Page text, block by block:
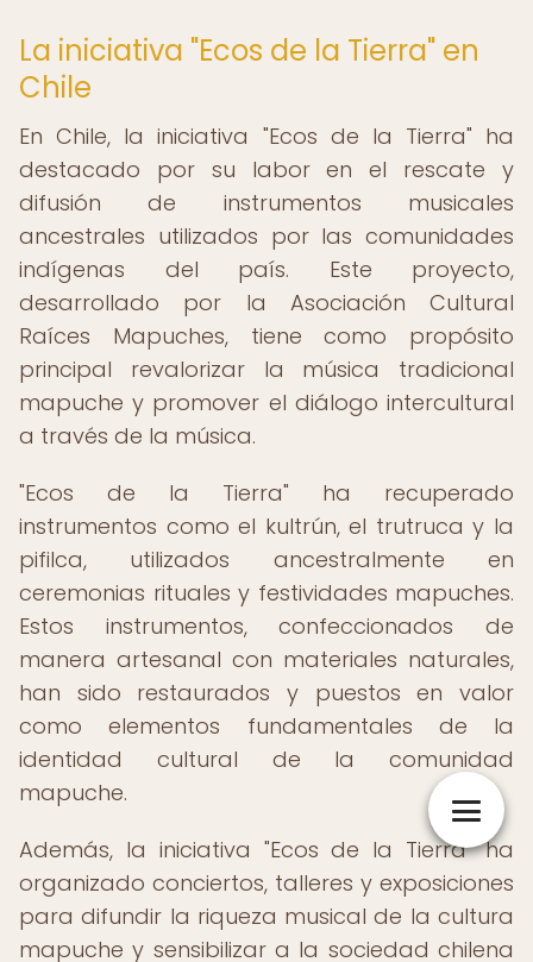
La iniciativa "Ecos de la Tierra" en
Chile
En Chile, la iniciativa "Ecos de la Tierra" ha
destacado por su labor en el rescate y
difusión de instrumentos musicales
ancestrales utilizados por las comunidades
indígenas del país. Este proyecto,
desarrollado por la Asociación Cultural
Raíces Mapuches, tiene como propósito
principal revalorizar la música tradicional
mapuche y promover el diálogo intercultural
a través de la música.
"Ecos de la Tierra" ha recuperado
instrumentos como el kultrún, el trutruca y la
pifilca, utilizados ancestralmente en
ceremonias rituales y festividades mapuches.
Estos instrumentos, confeccionados de
manera artesanal con materiales naturales,
han sido restaurados y puestos en valor
como elementos fundamentales de la
identidad cultural de la comunidad
mapuche.
Además, la iniciativa "Ecos de la Tierra" ha
organizado conciertos, talleres y exposiciones
para difundir la riqueza musical de la cultura
mapuche y sensibilizar a la sociedad chilena